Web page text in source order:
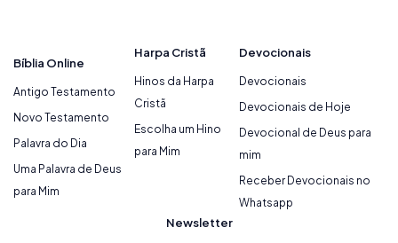
Bíblia Online
Antigo Testamento
Novo Testamento
Palavra do Dia
Uma Palavra de Deus
para Mim
Harpa Cristã
Hinos da Harpa
Cristã
Escolha um Hino
para Mim
Devocionais
Devocionais
Devocionais de Hoje
Devocional de Deus para
mim
Receber Devocionais no
Whatsapp
Newsletter